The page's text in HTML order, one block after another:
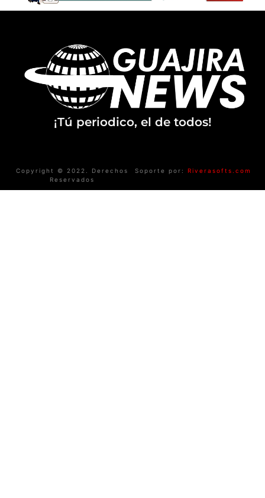
¡Tú periodico, el de todos!
Copyright © 2022. Derechos
Reservados
Soporte por: Riverasofts.com